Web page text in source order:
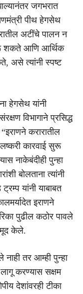
जगभरात
पीथ हेगसेथ
अटींचे पालन न
शकते आणि आर्थिक
असे त्यांनी स्पष्ट
हेगसेथ यांनी
विभागाने प्रसिद्ध
करारातील
कारवाई सुरू
नाकेबंदीही पुन्हा
बोलताना त्यांनी
यांनी याबाबत
इराणने
पुढील कठोर पावले
केले.
तर आम्ही पुन्हा
करण्यास सक्षम
देशांवरही टीका